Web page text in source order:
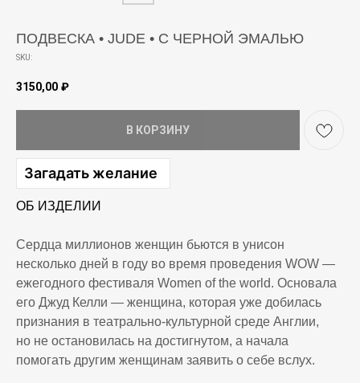
ПОДВЕСКА • JUDE • С ЧЕРНОЙ ЭМАЛЬЮ
SKU:
3150,00 ₽
В КОРЗИНУ
Загадать желание
ОБ ИЗДЕЛИИ
Сердца миллионов женщин бьются в унисон
несколько дней в году во время проведения WOW —
ежегодного фестиваля Women of the world. Основала
его Джуд Келли — женщина, которая уже добилась
признания в театрально-культурной среде Англии,
но не остановилась на достигнутом, а начала
помогать другим женщинам заявить о себе вслух.